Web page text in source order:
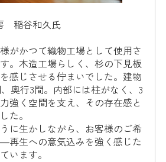
稲谷和久氏
がかつて織物工場として使用さ
。木造工場らしく、杉の下見板
感じさせる佇まいでした。建物
奥行3間。内部には柱がなく、3
強く空間を支え、その存在感と
た。
に生かしながら、お客様のご希
生への意気込みを強く感じた
います。